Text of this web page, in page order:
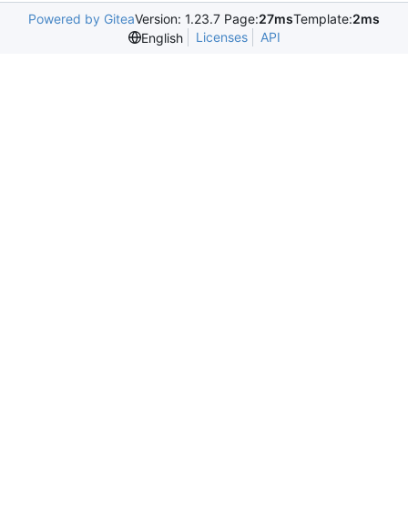
Powered by GiteaVersion: 1.23.7 Page:27msTemplate:2ms
English
Licenses API